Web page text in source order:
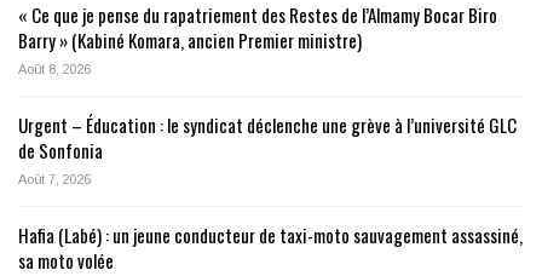
« Ce que je pense du rapatriement des Restes de l’Almamy Bocar Biro
Barry » (Kabiné Komara, ancien Premier ministre)
Août 8, 2026
Urgent – Éducation : le syndicat déclenche une grève à l’université GLC
de Sonfonia
Août 7, 2026
Hafia (Labé) : un jeune conducteur de taxi-moto sauvagement assassiné,
sa moto volée